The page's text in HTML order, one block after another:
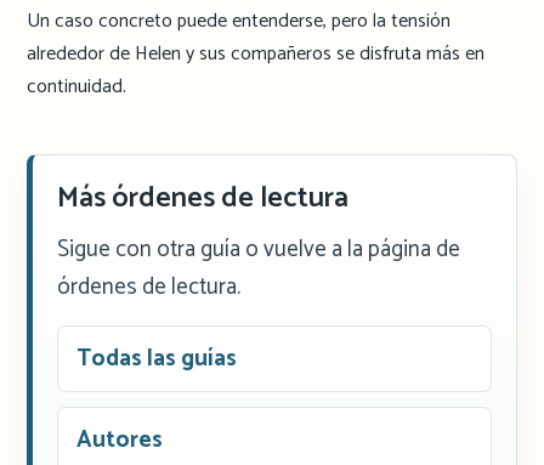
Un caso concreto puede entenderse, pero la tensión
alrededor de Helen y sus compañeros se disfruta más en
continuidad.
Más órdenes de lectura
Sigue con otra guía o vuelve a la página de
órdenes de lectura.
Todas las guías
Autores